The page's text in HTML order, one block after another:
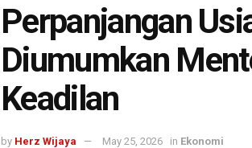
Perpanjangan
Diumumkan
Keadilan
by Herz Wijaya May 25, 2026 in Ekonomi